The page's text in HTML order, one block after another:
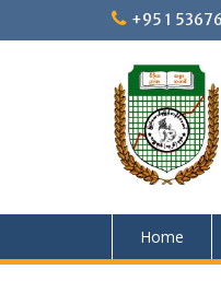
+95 1
Home